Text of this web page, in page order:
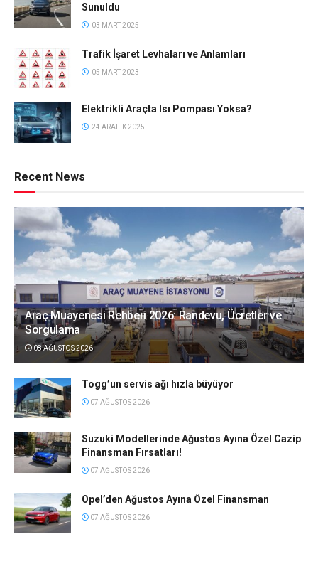
Sunuldu
03 MART 2025
Trafik İşaret Levhaları ve Anlamları
05 MART 2023
Elektrikli Araçta Isı Pompası Yoksa?
24 ARALIK 2025
Recent News
Araç Muayenesi Rehberi 2026: Randevu, Ücretler ve
Sorgulama
08 AĞUSTOS 2026
Togg’un servis ağı hızla büyüyor
07 AĞUSTOS 2026
Suzuki Modellerinde Ağustos Ayına Özel Cazip
Finansman Fırsatları!
07 AĞUSTOS 2026
Opel’den Ağustos Ayına Özel Finansman
07 AĞUSTOS 2026